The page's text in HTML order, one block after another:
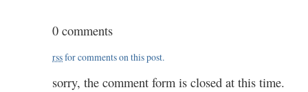
0 comments
rssfor comments on this post.
sorry, the comment form is closed at this time.